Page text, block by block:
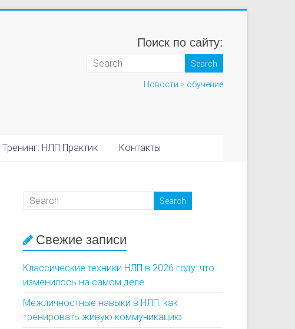
Поиск по сайту:
Новости > обучение
Тренинг: НЛП Практик Контакты
Свежие записи
Классические техники НЛП в 2026 году: что
изменилось на самом деле
Межличностные навыки в НЛП: как
тренировать живую коммуникацию